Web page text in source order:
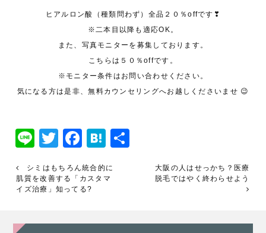
ヒアルロン酸（種類問わず）全品２０％offです❣
※二本目以降も適応OK。
また、写真モニターを募集しております。
こちらは５０％offです。
※モニター条件はお問い合わせください。
気になる方は是非、無料カウンセリングへお越しくださいませ 😉
LineTwitter
Facebook
Hatena
シミはもちろん統合的に
肌質を改善する「カスタマ
イズ治療」知ってる?
大阪の人はせっかち？医療
脱毛ではやく終わらせよう